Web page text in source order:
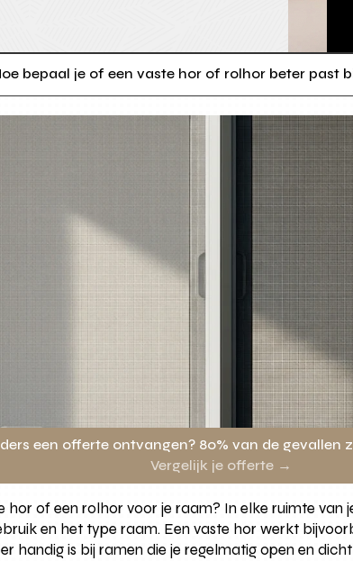
bepaal je of een vaste hor of rolhor beter past
een offerte ontvangen? 80% van de gevallen
Vergelijk je offerte →
hor of een rolhor voor je raam? In elke ruimte van
en het type raam. Een vaste hor werkt
handig is bij ramen die je regelmatig open en